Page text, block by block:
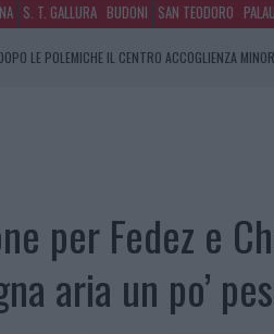
S. T. GALLURA BUDONI SAN TEODORO PALAU
LE POLEMICHE IL CENTRO ACCOGLIENZA
per Fedez e
aria un po’